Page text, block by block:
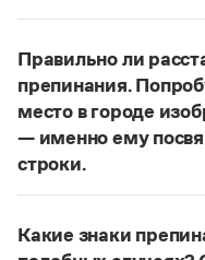
Справочник по
Азбучные истины
Словарь-справочник
Все справочники портала
Новости и события
В § 94«Правил
слова и сочетания
частей сложного
следующему за
не отделяются от
резкий стук, должно
По этому правилу
не нужна:Мотивы
Правильно ли
препинания.
место в городе
— именно ему
строки.
Нужно закрыть
изобразила
Какие знаки